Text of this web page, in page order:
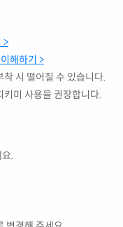
>
해하기 >
시 떨어질 수 있습니다.
미 사용을 권장합니다.
.